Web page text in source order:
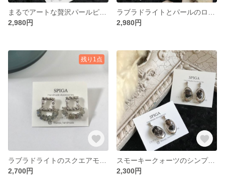
2,980円
2,980円
残り1点
2,700円
スモーキークォーツのシンプルオーバルピアス/イヤリング
2,300円